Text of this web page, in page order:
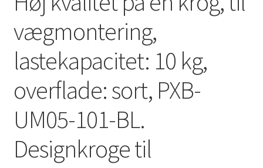
vægmontering,
lastekapacitet: 10 kg,
overflade: sort, PXB-
UM05-101-BL.
Designkroge til